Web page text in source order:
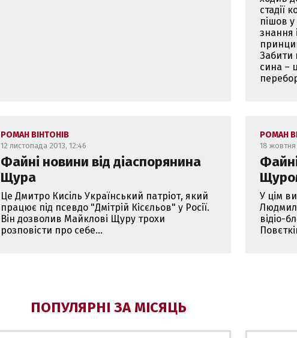
стадії
пішов
знання
Забити
сина –
РОМАН ВІНТОНІВ
12 листопада 2013, 12:46
Файні новини від діаспорянина
Щура
Це Дмитро Кисіль Український патріот, який
працює під псевдо "Дмітрій Кісєльов" у Росії.
Він дозволив Майклові Щуру трохи
розповісти про себе...
РОМАН
18 жовтня
У цім
відіо-
ПОПУЛЯРНІ ЗА МІСЯЦЬ